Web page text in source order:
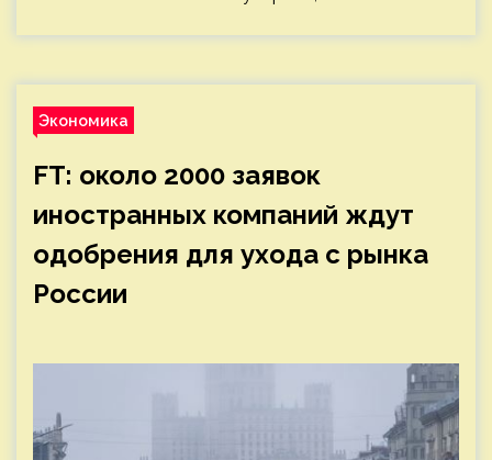
Экономика
FT: около 2000 заявок
иностранных компаний ждут
одобрения для ухода с рынка
России